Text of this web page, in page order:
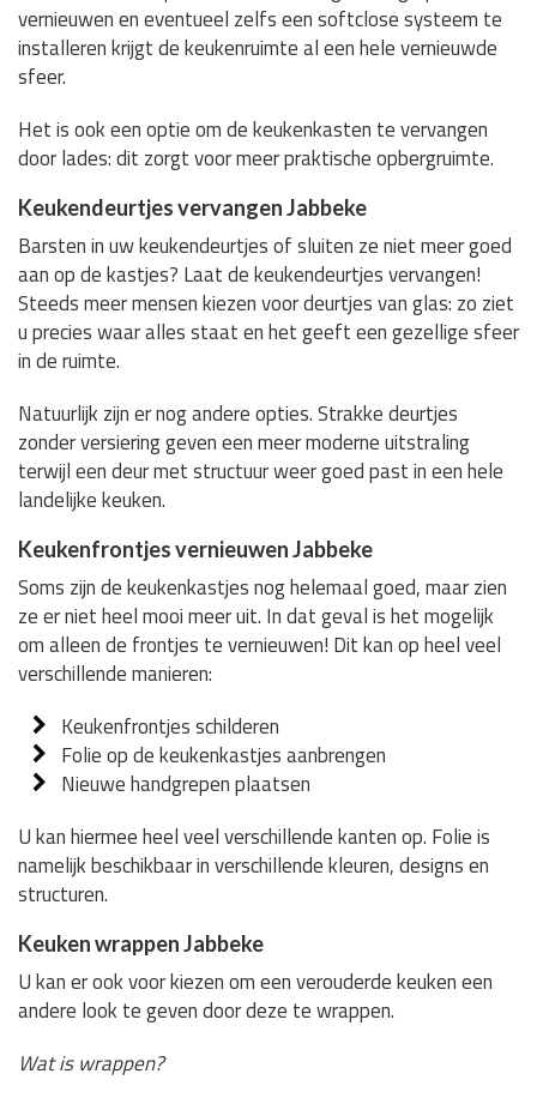
vernieuwen en eventueel zelfs een softclose systeem te
installeren krijgt de keukenruimte al een hele vernieuwde
sfeer.
Het is ook een optie om de keukenkasten te vervangen
door lades: dit zorgt voor meer praktische opbergruimte.
Keukendeurtjes vervangen Jabbeke
Barsten in uw keukendeurtjes of sluiten ze niet meer goed
aan op de kastjes? Laat de keukendeurtjes vervangen!
Steeds meer mensen kiezen voor deurtjes van glas: zo ziet
u precies waar alles staat en het geeft een gezellige sfeer
in de ruimte.
Natuurlijk zijn er nog andere opties. Strakke deurtjes
zonder versiering geven een meer moderne uitstraling
terwijl een deur met structuur weer goed past in een hele
landelijke keuken.
Keukenfrontjes vernieuwen Jabbeke
Soms zijn de keukenkastjes nog helemaal goed, maar zien
ze er niet heel mooi meer uit. In dat geval is het mogelijk
om alleen de frontjes te vernieuwen! Dit kan op heel veel
verschillende manieren:
Keukenfrontjes schilderen
Folie op de keukenkastjes aanbrengen
Nieuwe handgrepen plaatsen
U kan hiermee heel veel verschillende kanten op. Folie is
namelijk beschikbaar in verschillende kleuren, designs en
structuren.
Keuken wrappen Jabbeke
U kan er ook voor kiezen om een verouderde keuken een
andere look te geven door deze te wrappen.
Wat is wrappen?